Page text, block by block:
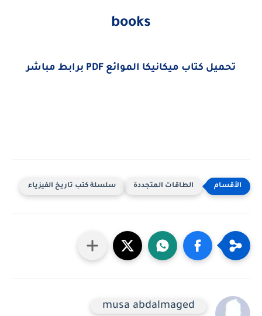
books
تحميل كتاب ميكانيكا الموائع PDF برابط مباشر
الطاقات المتجددة سلسلة كتب تاريخ الفيزياء
musa abdalmaged